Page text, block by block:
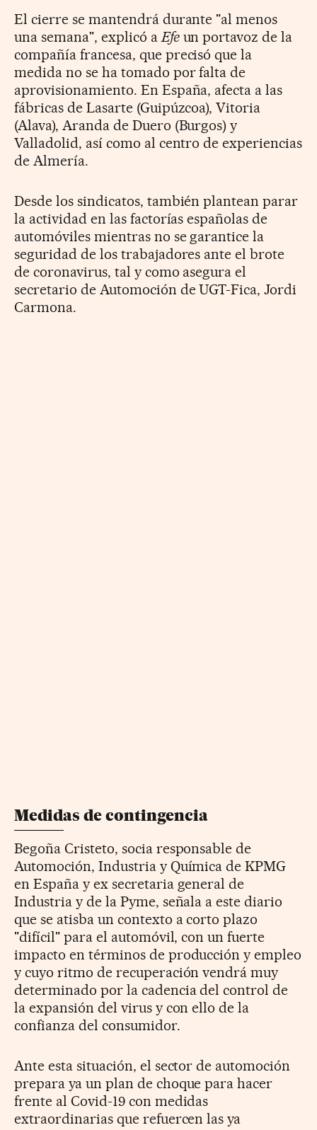
El cierre se mantendrá durante "al menos
una semana", explicó a Efeun portavoz de la
compañía francesa, que precisó que la
medida no se ha tomado por falta de
aprovisionamiento. En España, afecta a las
fábricas de Lasarte (Guipúzcoa), Vitoria
(Alava), Aranda de Duero (Burgos) y
Valladolid, así como al centro de experiencias
de Almería.
Desde los sindicatos, también plantean parar
la actividad en las factorías españolas de
automóviles mientras no se garantice la
seguridad de los trabajadores ante el brote
de coronavirus, tal y como asegura el
secretario de Automoción de UGT-Fica, Jordi
Carmona.
Medidas de contingencia
Begoña Cristeto, socia responsable de
Automoción, Industria y Química de KPMG
en España y ex secretaria general de
Industria y de la Pyme, señala a este diario
que se atisba un contexto a corto plazo
"difícil" para el automóvil, con un fuerte
impacto en términos de producción y empleo
y cuyo ritmo de recuperación vendrá muy
determinado por la cadencia del control de
la expansión del virus y con ello de la
confianza del consumidor.
Ante esta situación, el sector de automoción
prepara ya un plan de choque para hacer
frente al Covid-19 con medidas
extraordinarias que refuercen las ya